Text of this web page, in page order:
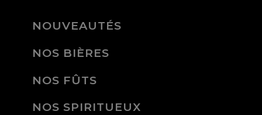
NOUVEAUTÉS
NOS BIÈRES
NOS FÛTS
NOS SPIRITUEUX